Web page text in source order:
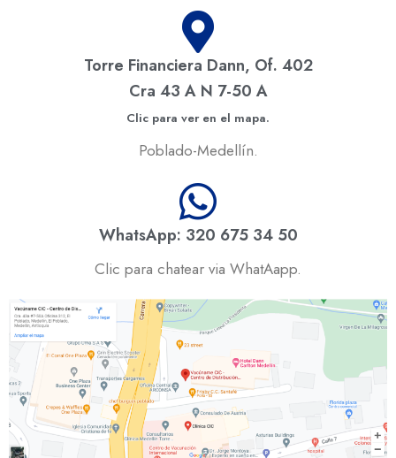
Torre Financiera Dann, Of. 402
Cra 43 A N 7-50 A
Clic para ver en el mapa.
Poblado-Medellín.
WhatsApp: 320 675 34 50
Clic para chatear via WhatAapp.